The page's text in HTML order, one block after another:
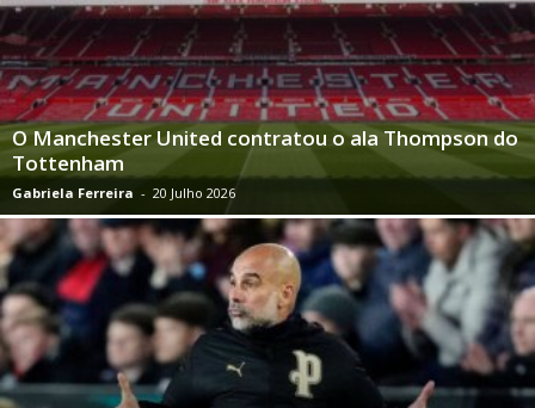
O Manchester United contratou o ala Thompson do
Tottenham
Gabriela Ferreira - 20 Julho 2026